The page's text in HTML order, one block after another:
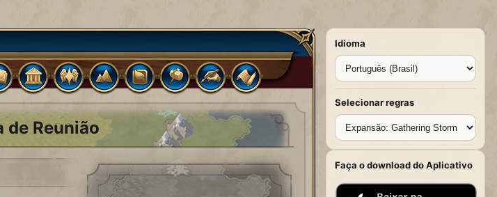
de Reunião
Idioma
Selecionar regras
Faça o download do Aplicativo